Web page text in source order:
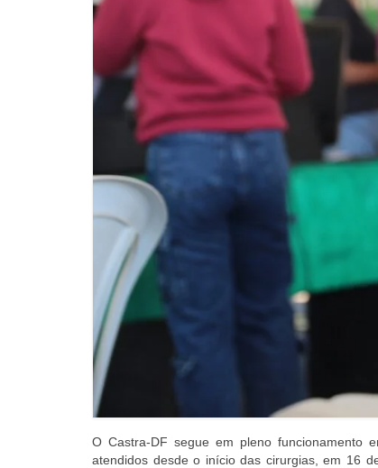
O Castra-DF segue em pleno funcionamento
atendidos desde o início das cirurgias, em 16